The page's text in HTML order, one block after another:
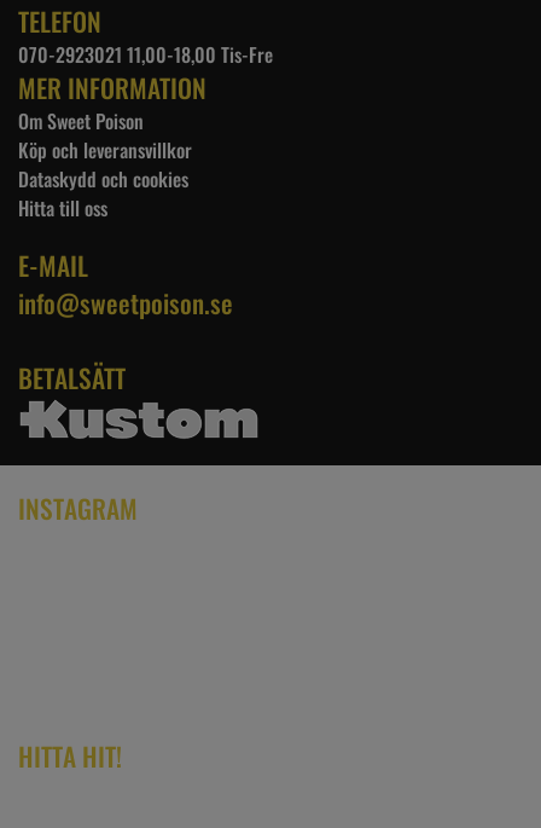
TELEFON
070-2923021 11,00-18,00 Tis-Fre
MER INFORMATION
Om Sweet Poison
Köp och leveransvillkor
Dataskydd och cookies
Hitta till oss
E-MAIL
info@sweetpoison.se
BETALSÄTT
INSTAGRAM
HITTA HIT!